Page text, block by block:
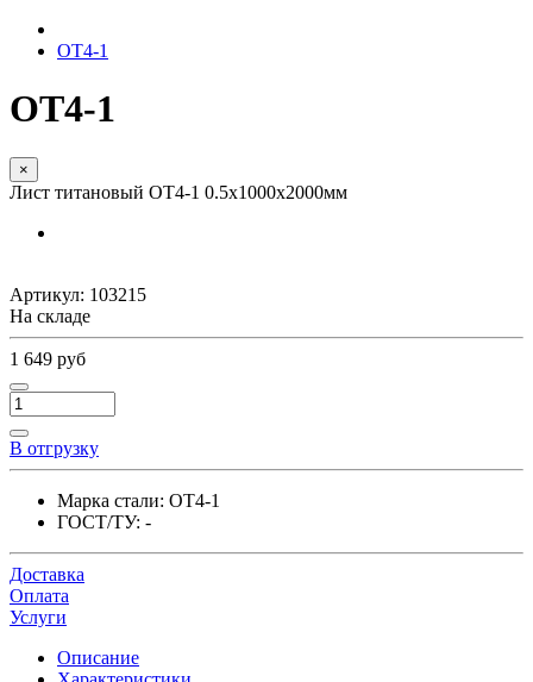
ОТ4-1
ОТ4-1
×
Лист титановый ОТ4-1 0.5х1000х2000мм
Артикул: 103215
На складе
1 649 руб
В отгрузку
Марка стали: ОТ4-1
ГОСТ/ТУ: -
Доставка
Оплата
Услуги
Описание